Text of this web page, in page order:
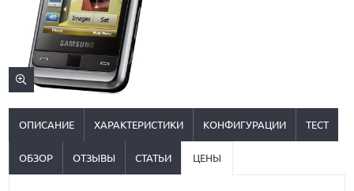
ОПИСАНИЕ ХАРАКТЕРИСТИКИ КОНФИГУРАЦИИ ТЕСТ
ОБЗОР ОТЗЫВЫ СТАТЬИ ЦЕНЫ